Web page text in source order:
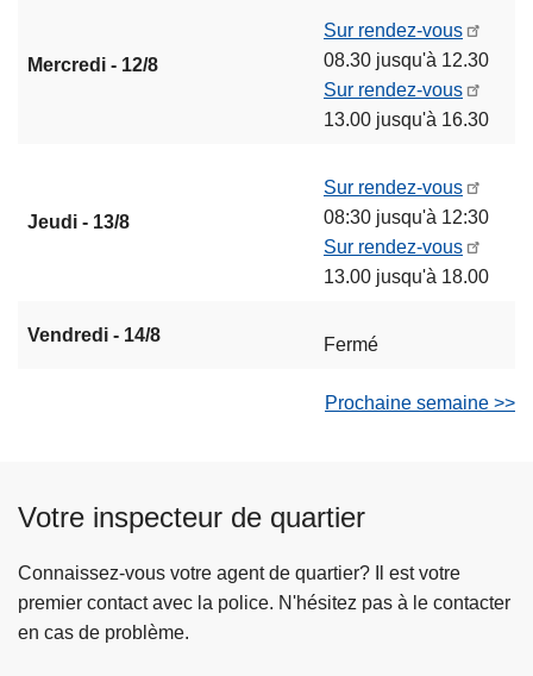
Mercredi - 12/8
Sur rendez-vous
08.30 jusqu'à 12.30
Sur rendez-vous
13.00 jusqu'à 16.30
Jeudi - 13/8
Sur rendez-vous
08:30 jusqu'à 12:30
Sur rendez-vous
13.00 jusqu'à 18.00
Vendredi - 14/8 Fermé
Prochaine semaine >>
Votre inspecteur de quartier
Connaissez-vous votre agent de quartier? Il est votre
premier contact avec la police. N'hésitez pas à le contacter
en cas de problème.